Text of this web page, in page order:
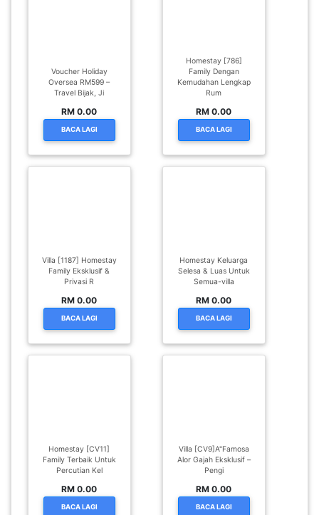
Voucher Holiday
Oversea RM599 –
Travel Bijak, Ji
RM 0.00
BACA LAGI
Homestay [786]
Family Dengan
Kemudahan Lengkap
Rum
RM 0.00
BACA LAGI
Villa [1187] Homestay
Family Eksklusif &
Privasi R
RM 0.00
BACA LAGI
Homestay Keluarga
Selesa & Luas Untuk
Semua-villa
RM 0.00
BACA LAGI
Homestay [CV11]
Family Terbaik Untuk
Percutian Kel
RM 0.00
BACA LAGI
Villa [CV9]A"Famosa
Alor Gajah Eksklusif –
Pengi
RM 0.00
BACA LAGI